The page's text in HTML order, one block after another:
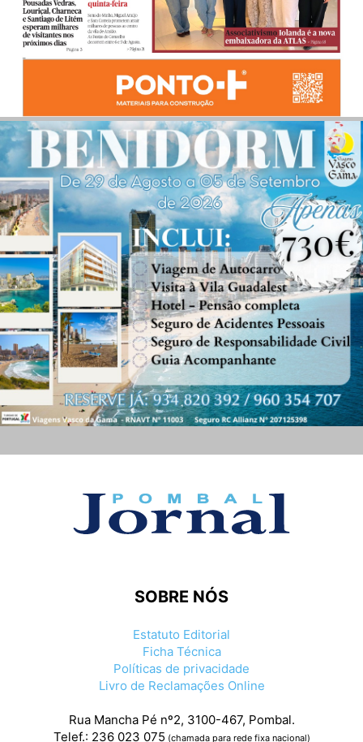
SOBRE NÓS
Estatuto Editorial
Ficha Técnica
Políticas de privacidade
Livro de Reclamações Online
Rua Mancha Pé nº2, 3100-467, Pombal.
Telef.: 236 023 075 (chamada para rede fixa nacional)